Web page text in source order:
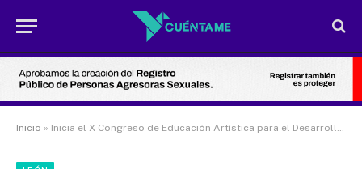
Inicio » Inicia el X Congreso de Educación Artística para el Desarrollo Humano en León